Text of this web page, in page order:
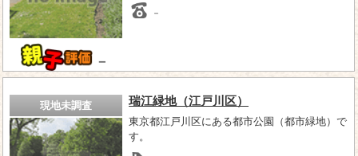
－
－
現地未調査 瑞江緑地（江戸川区）
東京都江戸川区にある都市公園（都市緑地）で
す。